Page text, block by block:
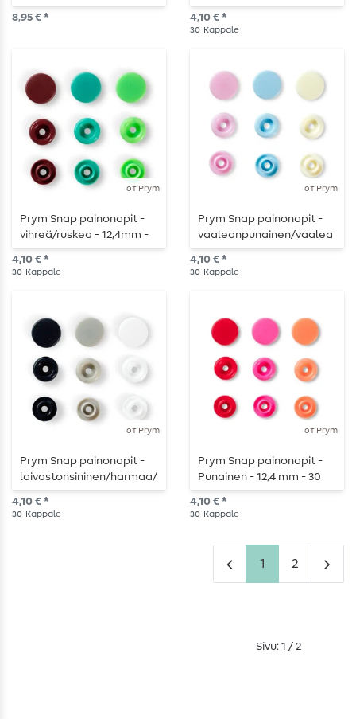
8,95 € *
kpl
4,10 € *
30 Kappale
от Prym
Prym Snap painonapit -
vihreä/ruskea - 12,4mm -
30 kpl
4,10 € *
30 Kappale
от Prym
Prym Snap painonapit -
vaaleanpunainen/vaalea
nsininen/helmiäinen -
12,4mm - 30 kappaletta
4,10 € *
30 Kappale
от Prym
Prym Snap painonapit -
laivastonsininen/harmaa/
valkoinen - 12,4mm - 30
kpl
4,10 € *
30 Kappale
от Prym
Prym Snap painonapit -
Punainen - 12,4 mm - 30
kpl
4,10 € *
30 Kappale
1 2
Sivu: 1 / 2